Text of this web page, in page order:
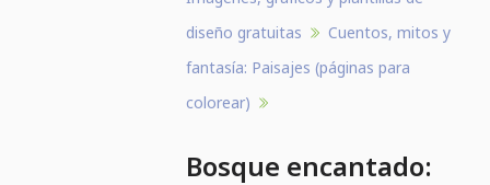
diseño gratuitas
Cuentos, mitos y
fantasía: Paisajes (páginas para
colorear)
Bosque encantado: